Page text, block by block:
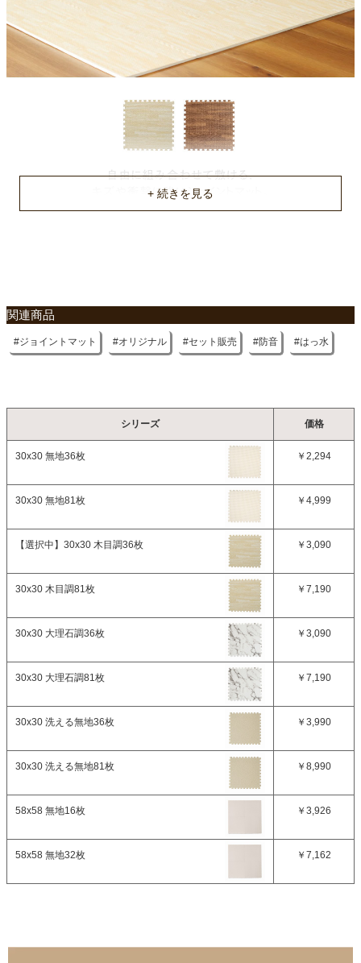
関連商品
ジョイントマット オリジナル セット販売 防音 はっ水
シリーズ 価格
30x30 無地36枚 ￥2,294
30x30 無地81枚 ￥4,999
【選択中】 30x30 木目調36枚 ￥3,090
30x30 木目調81枚 ￥7,190
30x30 大理石調36枚 ￥3,090
30x30 大理石調81枚 ￥7,190
30x30 洗える無地36枚 ￥3,990
30x30 洗える無地81枚 ￥8,990
58x58 無地16枚 ￥3,926
58x58 無地32枚 ￥7,162